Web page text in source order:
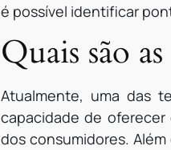
é possível identificar
Quais são
Atualmente, uma das
capacidade de
dos consumidores.